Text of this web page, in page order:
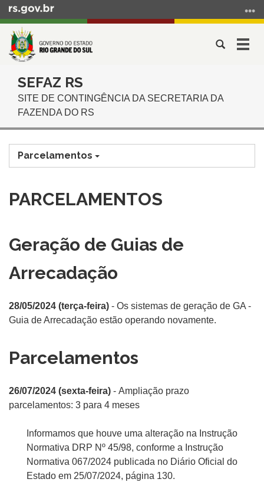
para
conteúdo
busca
Abrir
conteúdo
SEFAZ RS
SITE DE CONTINGÊNCIA DA SECRETARIA DA
FAZENDA DO RS
Parcelamentos
PARCELAMENTOS
Geração de Guias de
Arrecadação
28/05/2024 (terça-feira) - Os sistemas de geração de GA -
Guia de Arrecadação estão operando novamente.
Parcelamentos
26/07/2024 (sexta-feira) - Ampliação prazo
parcelamentos: 3 para 4 meses
Informamos que houve uma alteração na Instrução
Normativa DRP Nº 45/98, conforme a Instrução
Normativa 067/2024 publicada no Diário Oficial do
Estado em 25/07/2024, página 130.